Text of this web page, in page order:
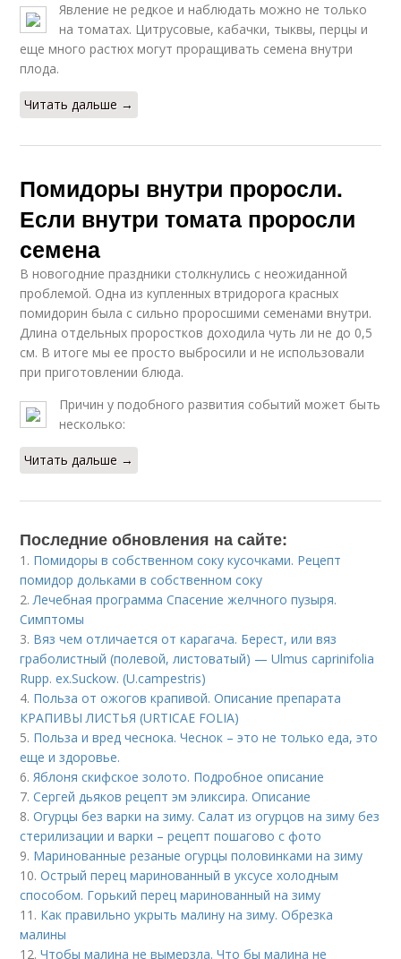
Явление не редкое и наблюдать можно не только
на томатах. Цитрусовые, кабачки, тыквы, перцы и
еще много растюх могут проращивать семена внутри
плода.
Читать дальше →
Помидоры внутри проросли.
Если внутри томата проросли
семена
В новогодние праздники столкнулись с неожиданной
проблемой. Одна из купленных втридорога красных
помидорин была с сильно проросшими семенами внутри.
Длина отдельных проростков доходила чуть ли не до 0,5
см. В итоге мы ее просто выбросили и не использовали
при приготовлении блюда.
Причин у подобного развития событий может быть
несколько:
Читать дальше →
Последние обновления на сайте:
1. Помидоры в собственном соку кусочками. Рецепт
помидор дольками в собственном соку
2.Лечебная программа Спасение желчного пузыря.
Симптомы
3. Вяз чем отличается от карагача. Берест, или вяз
граболистный (полевой, листоватый) — Ulmus caprinifolia
Rupp. ex.Suckow. (U.campestris)
4. Польза от ожогов крапивой. Описание препарата
КРАПИВЫ ЛИСТЬЯ (URTICAE FOLIA)
5. Польза и вред чеснока. Чеснок – это не только еда, это
еще и здоровье.
6.Яблоня скифское золото. Подробное описание
7.Сергей дьяков рецепт эм эликсира. Описание
8.Огурцы без варки на зиму. Салат из огурцов на зиму без
стерилизации и варки – рецепт пошагово с фото
9. Маринованные резаные огурцы половинками на зиму
10.Острый перец маринованный в уксусе холодным
способом. Горький перец маринованный на зиму
11. Как правильно укрыть малину на зиму. Обрезка
малины
12.Чтобы малина не вымерзла. Что бы малина не